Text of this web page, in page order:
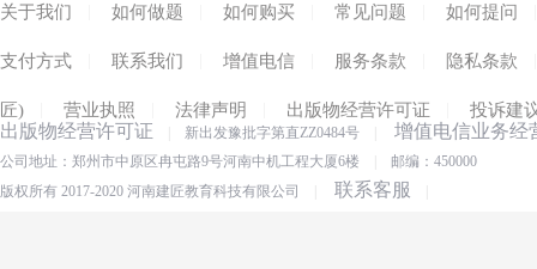
关于我们 如何做题 如何购买 常见问题 如何提问
支付方式 联系我们 增值电信 服务条款 隐私条款
匠) 营业执照 法律声明 出版物经营许可证 投诉建
出版物经营许可证 新出发豫批字第直ZZ0484号 增值电信业务经
公司地址：郑州市中原区冉屯路9号河南中机工程大厦6楼
邮编：450000
版权所有 2017-2020 河南建匠教育科技有限公司
联系客服